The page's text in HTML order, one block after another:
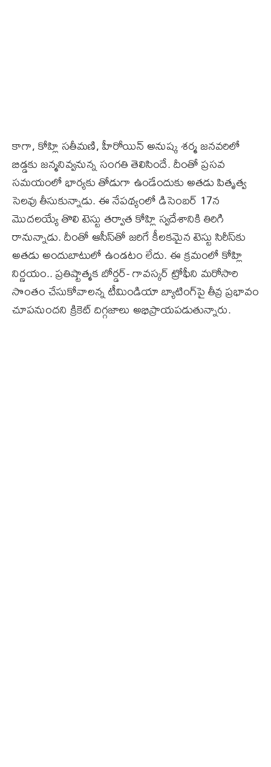
కాగా, కోహ్లి సతీమణి, హీరోయిన్‌ అనుష్క శర్మ జనవరిలో
బిడ్డకు జన్మనివ్వనున్న సంగతి తెలిసిందే. దీంతో ప్రసవ
సమయంలో భార్యకు తోడుగా ఉండేందుకు అతడు పితృత్వ
సెలవు తీసుకున్నాడు. ఈ నేపథ్యంలో డిసెంబర్‌ 17న
మొదలయ్యే తొలి టెస్టు తర్వాత కోహ్లి స్వదేశానికి తిరిగి
రానున్నాడు. దీంతో ఆసీస్‌తో జరిగే కీలకమైన టెస్టు సిరీస్‌కు
అతడు అందుబాటులో ఉండటం లేదు. ఈ క్రమంలో కోహ్లి
నిర్ణయం.. ప్రతిష్టాత్మక బోర్డర్‌- గావస్కర్‌ ట్రోఫీని మరోసారి
సొంతం చేసుకోవాలన్న టీమిండియా బ్యాటింగ్‌పై తీవ్ర ప్రభావం
చూపనుందని క్రికెట్‌ దిగ్గజాలు అభిప్రాయపడుతున్నారు.